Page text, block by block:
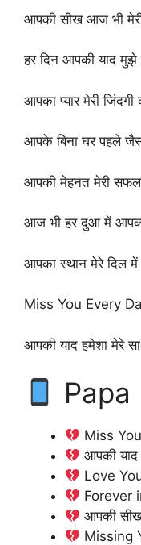
आपकी सीख आज भी
हर दिन आपकी याद मुझे
आपका प्यार मेरी
आपके बिना घर पहले
आपकी मेहनत मेरी
आज भी हर दुआ में आपका
आपका स्थान मेरे दिल
Miss You Every
आपकी याद हमेशा मेरे
Papa
Miss
आपकी याद
Love
Forever
आपकी
Missing